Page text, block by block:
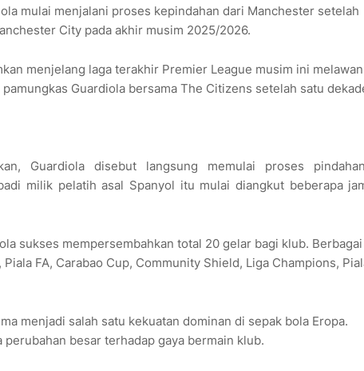
mulai menjalani proses kepindahan dari Manchester setelah
City pada akhir musim 2025/2026.
menjelang laga terakhir Premier League musim ini melawan
Guardiola bersama The Citizens setelah satu
Guardiola disebut langsung memulai proses
milik pelatih asal Spanyol itu mulai diangkut beberapa
sukses mempersembahkan total 20 gelar bagi klub.
FA, Carabao Cup, Community Shield, Liga Champions,
menjadi salah satu kekuatan dominan di sepak bola Eropa.
besar terhadap gaya bermain klub.